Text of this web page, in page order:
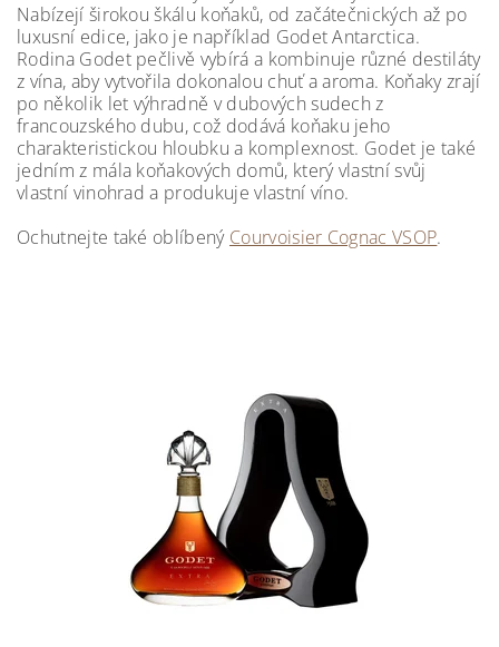
Nabízejí širokou škálu koňaků, od začátečnických až po
luxusní edice, jako je například Godet Antarctica.
Rodina Godet pečlivě vybírá a kombinuje různé destiláty
z vína, aby vytvořila dokonalou chuť a aroma. Koňaky zrají
po několik let výhradně v dubových sudech z
francouzského dubu, což dodává koňaku jeho
charakteristickou hloubku a komplexnost. Godet je také
jedním z mála koňakových domů, který vlastní svůj
vlastní vinohrad a produkuje vlastní víno.
Ochutnejte také oblíbený Courvoisier Cognac VSOP.